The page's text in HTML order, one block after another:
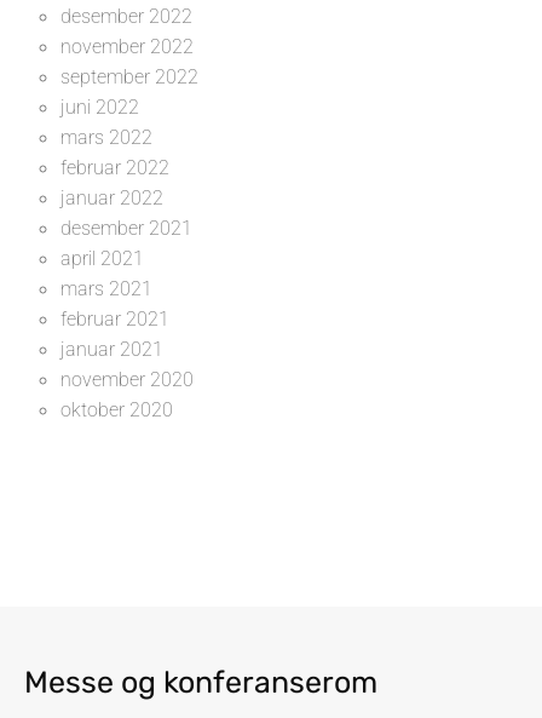
desember 2022
november 2022
september 2022
juni 2022
mars 2022
februar 2022
januar 2022
desember 2021
april 2021
mars 2021
februar 2021
januar 2021
november 2020
oktober 2020
Messe og konferanserom